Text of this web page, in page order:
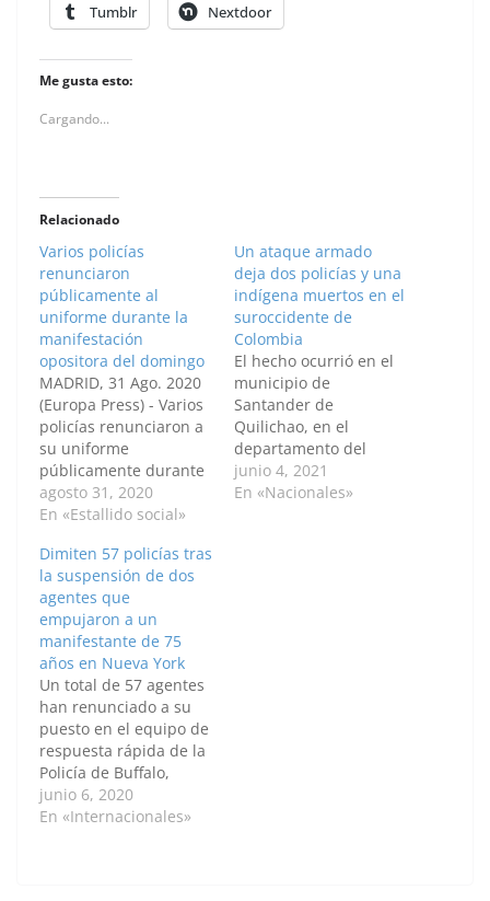
Tumblr Nextdoor
Me gusta esto:
Cargando...
Relacionado
Varios policías
renunciaron
públicamente al
uniforme durante la
manifestación
opositora del domingo
MADRID, 31 Ago. 2020
(Europa Press) - Varios
policías renunciaron a
su uniforme
públicamente durante
la manifestación del
domingo en Minsk, una
para denunciar el
supuesto fraude
electoral en los
comicios
presidenciales del
pasado 9 de agosto en
las que fue reelegido el
presidente Alexander
Lukashenko. "Si no…
agosto 31, 2020
En «Estallido social»
Un ataque armado
deja dos policías y una
indígena muertos en el
suroccidente de
Colombia
El hecho ocurrió en el
municipio de
Santander de
Quilichao, en el
departamento del
Cauca, y deja hasta
ahora otras cuatro
junio 4, 2021
En «Nacionales»
Dimiten 57 policías tras
la suspensión de dos
agentes que
empujaron a un
manifestante de 75
años en Nueva York
Un total de 57 agentes
han renunciado a su
puesto en el equipo de
respuesta rápida de la
Policía de Buffalo,
Nueva York, en
protesta por la
junio 6, 2020
En «Internacionales»